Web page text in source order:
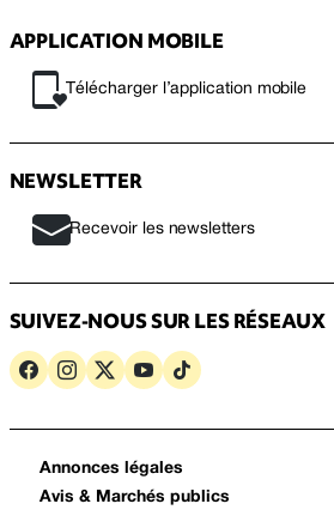
APPLICATION MOBILE
Télécharger l’application mobile
NEWSLETTER
Recevoir les newsletters
SUIVEZ-NOUS SUR LES RÉSEAUX
Annonces légales
Avis & Marchés publics